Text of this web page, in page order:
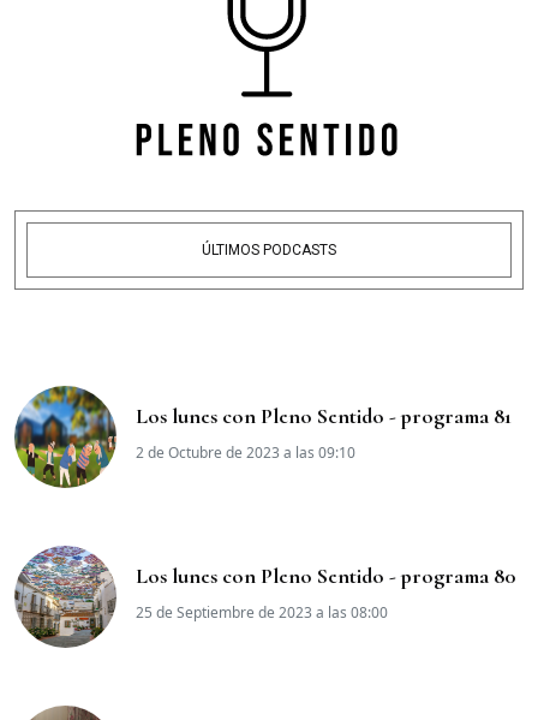
ÚLTIMOS PODCASTS
Los lunes con Pleno Sentido - programa 81
2 de Octubre de 2023 a las 09:10
Los lunes con Pleno Sentido - programa 80
25 de Septiembre de 2023 a las 08:00